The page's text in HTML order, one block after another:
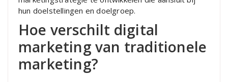
hun doelstellingen en doelgroep.
Hoe verschilt digital
marketing van traditionele
marketing?